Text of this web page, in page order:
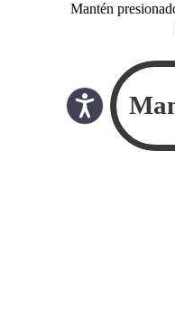
Mantén